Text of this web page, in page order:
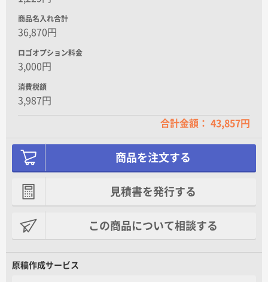
商品名入れ合計
36,870円
ロゴオプション料金
3,000円
消費税額
3,987円
合計金額： 43,857円
商品を注文する
見積書を発行する
この商品について相談する
原稿作成サービス